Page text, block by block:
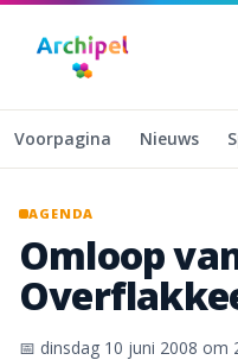
Naar hoofdinhoud
Voorpagina Nieuws
AGENDA
Omloop
📅 dinsdag 10 juni 2008 om